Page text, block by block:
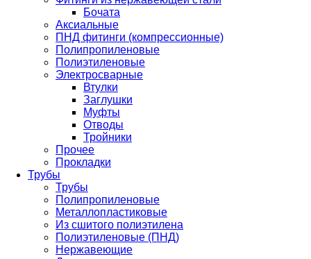
Бочата
Аксиальные
ПНД фитинги (компрессионные)
Полипропиленовые
Полиэтиленовые
Электросварные
Втулки
Заглушки
Муфты
Отводы
Тройники
Прочее
Прокладки
Трубы
Трубы
Полипропиленовые
Металлопластиковые
Из сшитого полиэтилена
Полиэтиленовые (ПНД)
Нержавеющие